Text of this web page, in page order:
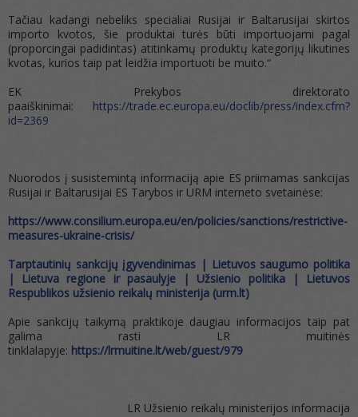
Tačiau kadangi nebeliks specialiai Rusijai ir Baltarusijai skirtos
importo kvotos, šie produktai turės būti importuojami pagal
(proporcingai padidintas) atitinkamų produktų kategorijų likutines
kvotas, kurios taip pat leidžia importuoti be muito.“
EK Prekybos direktorato
paaiškinimai: https://trade.ec.europa.eu/doclib/press/index.cfm?
id=2369
Nuorodos į susistemintą informaciją apie ES priimamas sankcijas
Rusijai ir Baltarusijai ES Tarybos ir URM interneto svetainėse:
https://www.consilium.europa.eu/en/policies/sanctions/restrictive-
measures-ukraine-crisis/
Tarptautinių sankcijų įgyvendinimas | Lietuvos saugumo politika
| Lietuva regione ir pasaulyje | Užsienio politika | Lietuvos
Respublikos užsienio reikalų ministerija (urm.lt)
Apie sankcijų taikymą praktikoje daugiau informacijos taip pat
galima rasti LR muitinės
tinklalapyje: https://lrmuitine.lt/web/guest/979
LR Užsienio reikalų ministerijos informacija